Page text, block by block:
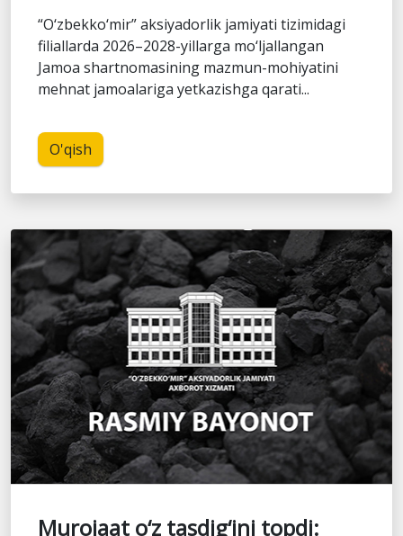
“O‘zbekko‘mir” aksiyadorlik jamiyati tizimidagi
filiallarda 2026–2028-yillarga mo‘ljallangan
Jamoa shartnomasining mazmun-mohiyatini
mehnat jamoalariga yetkazishga qarati...
O'qish
Murojaat o‘z tasdig‘ini topdi: